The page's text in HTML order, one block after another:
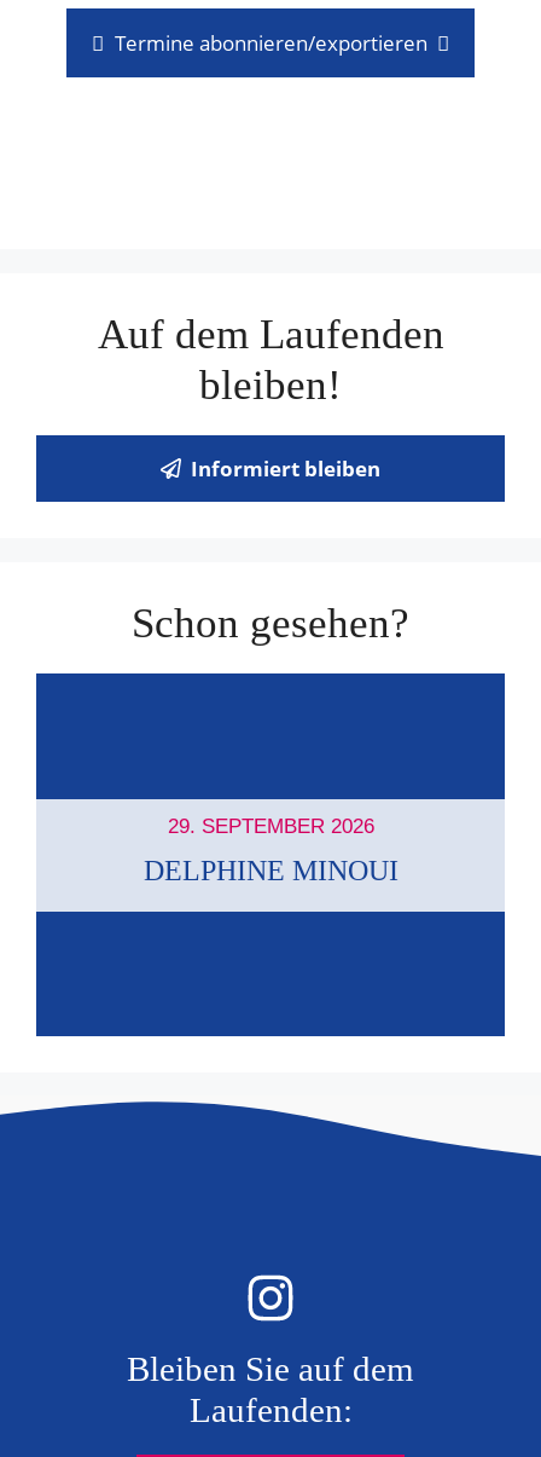
Termine abonnieren/exportieren
Auf dem Laufenden
bleiben!
Informiert bleiben
Schon gesehen?
29. SEPTEMBER 2026
DELPHINE MINOUI
Bleiben Sie auf dem
Laufenden: